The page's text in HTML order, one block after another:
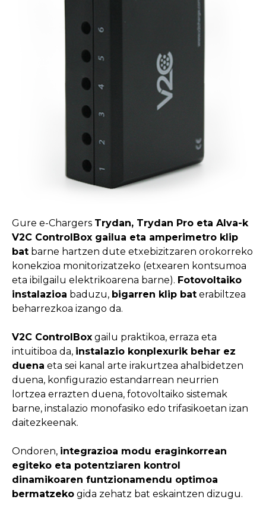
Gure e-Chargers Trydan, Trydan Pro eta Alva-k
V2C ControlBox gailua eta amperimetro klip
bat barne hartzen dute etxebizitzaren orokorreko
konekzioa monitorizatzeko (etxearen kontsumoa
eta ibilgailu elektrikoarena barne). Fotovoltaiko
instalazioa baduzu, bigarren klip bat erabiltzea
beharrezkoa izango da.
V2C ControlBox gailu praktikoa, erraza eta
intuitiboa da, instalazio konplexurik behar ez
duena eta sei kanal arte irakurtzea ahalbidetzen
duena, konfigurazio estandarrean neurrien
lortzea errazten duena, fotovoltaiko sistemak
barne, instalazio monofasiko edo trifasikoetan izan
daitezkeenak.
Ondoren, integrazioa modu eraginkorrean
egiteko eta potentziaren kontrol
dinamikoaren funtzionamendu optimoa
bermatzeko gida zehatz bat eskaintzen dizugu.